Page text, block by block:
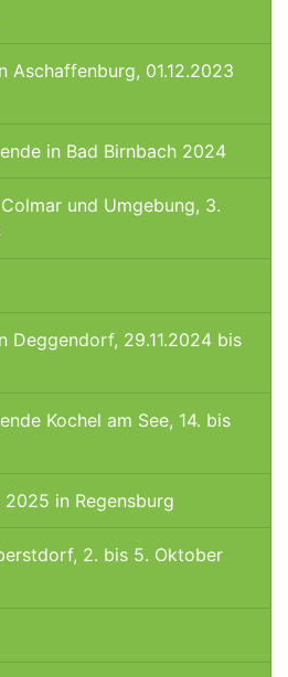
01.12.2023
in Bad Birnbach 2024
und Umgebung, 3.
Deggendorf, 29.11.2024 bis
Kochel am See, 14. bis
in Regensburg
2. bis 5. Oktober